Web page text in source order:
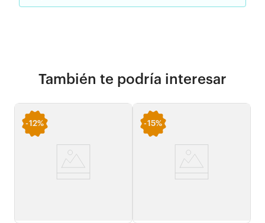
También te podría interesar
-12% -15%